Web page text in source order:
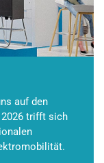
auf den
trifft sich